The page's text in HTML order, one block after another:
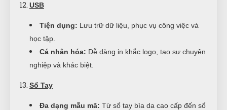
USB
Tiện dụng: Lưu trữ dữ liệu, phục vụ công việc và
học tập.
Cá nhân hóa: Dễ dàng in khắc logo, tạo sự chuyên
nghiệp và khác biệt.
Sổ Tay
Đa dạng mẫu mã: Từ sổ tay bìa da cao cấp đến sổ